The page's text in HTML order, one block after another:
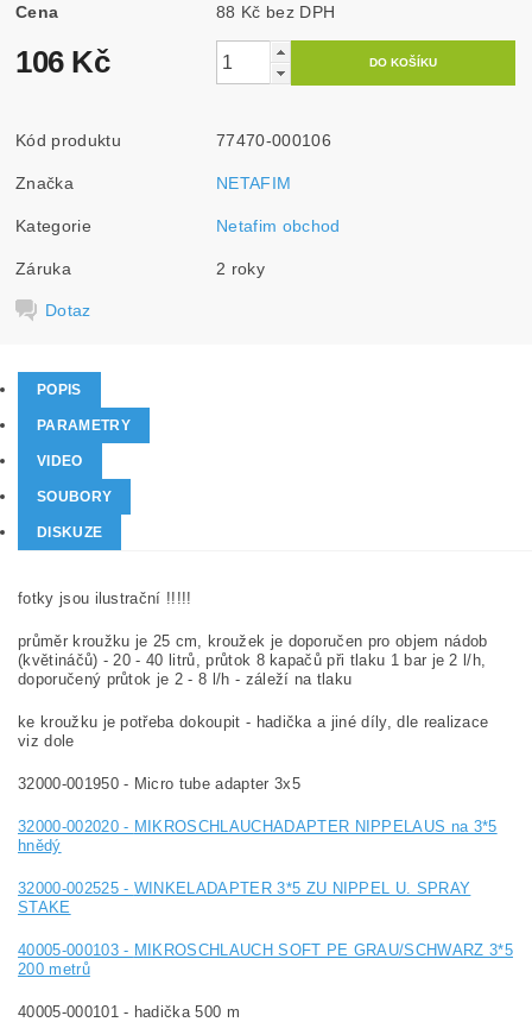
Cena 88 Kč bez DPH
106 Kč
Kód produktu 77470-000106
Značka NETAFIM
Kategorie Netafim obchod
Záruka 2 roky
Dotaz
POPIS
PARAMETRY
VIDEO
SOUBORY
DISKUZE
fotky jsou ilustrační !!!!!
průměr kroužku je 25 cm, kroužek je doporučen pro objem nádob
(květináčů) - 20 - 40 litrů, průtok 8 kapačů při tlaku 1 bar je 2 l/h,
doporučený průtok je 2 - 8 l/h - záleží na tlaku
ke kroužku je potřeba dokoupit - hadička a jiné díly, dle realizace
viz dole
32000-001950 - Micro tube adapter 3x5
32000-002020 - MIKROSCHLAUCHADAPTER NIPPELAUS na 3*5
hnědý
32000-002525 - WINKELADAPTER 3*5 ZU NIPPEL U. SPRAY
STAKE
40005-000103 - MIKROSCHLAUCH SOFT PE GRAU/SCHWARZ 3*5
200 metrů
40005-000101 - hadička 500 m